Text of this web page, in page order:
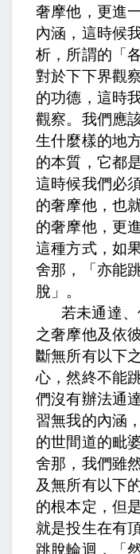
奢摩他，更進
內涵，這時候
析，所謂的「
對於下下界觀
的功德，這時
觀察。我們應
生什麼樣的地
的本質，它都
這時候我們必
的奢摩他，也
的奢摩他，更
這種方式，如
舍那，「亦能
脫」。
若未通達
之奢摩他及依
斷無所有以下
心，然終不能
們沒有辦法通
習無我的內涵
的世間道的毗
舍那，我們雖
及無所有以下
的根本定，但
就是投生在有
跳脫輪迴，「